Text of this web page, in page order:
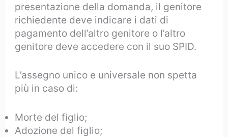
presentazione della domanda, il genitore
richiedente deve indicare i dati di
pagamento dell’altro genitore o l’altro
genitore deve accedere con il suo SPID.
L’assegno unico e universale non spetta
più in caso di:
Morte del figlio;
Adozione del figlio;